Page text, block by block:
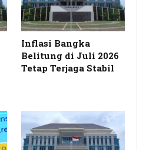
Inflasi Bangka
Belitung di Juli 2026
Tetap Terjaga Stabil